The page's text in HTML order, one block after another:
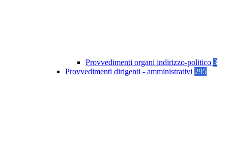
Provvedimenti organi indirizzo-politico 3
Provvedimenti dirigenti - amministrativi 295